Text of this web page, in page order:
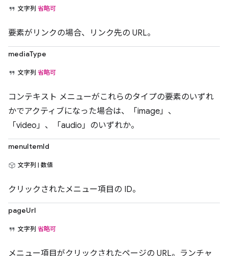
文字列 省略可
要素がリンクの場合、リンク先の URL。
mediaType
文字列 省略可
コンテキスト メニューがこれらのタイプの要素のいずれ
かでアクティブになった場合は、「image」、
「video」、「audio」のいずれか。
menuItemId
文字列 | 数値
クリックされたメニュー項目の ID。
pageUrl
文字列 省略可
メニュー項目がクリックされたページの URL。ランチャ